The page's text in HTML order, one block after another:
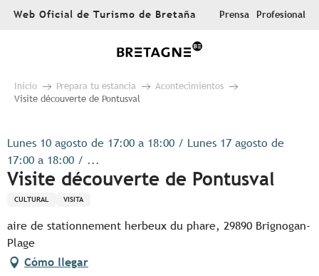
AllerWeb Oficial de Turismo de Bretaña Prensa Profesional
Inicio Prepara tu estancia
Acontecimientos
Visite découverte de Pontusval
Lunes 10 agosto de 17:00 a 18:00 / Lunes 17 agosto de
17:00 a 18:00 / ...
Visite découverte de Pontusval
CULTURAL VISITA
aire de stationnement herbeux du phare, 29890 Brignogan-
Plage
Cómo llegar